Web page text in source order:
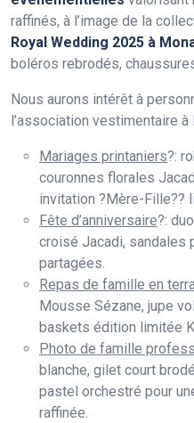
raffinés, à l’image de la
Royal Wedding 2025 à
boléros rebrodés,
Nous aurons intérêt à
l’association vestimentaire à
Mariages printaniers?:
couronnes florales
invitation ?Mère-Fille??
Fête d’anniversaire?:
croisé Jacadi, sandales
partagées.
Repas de famille en
Mousse Sézane, jupe
baskets édition limitée
Photo de famille
blanche, gilet court
pastel orchestré pour
raffinée.